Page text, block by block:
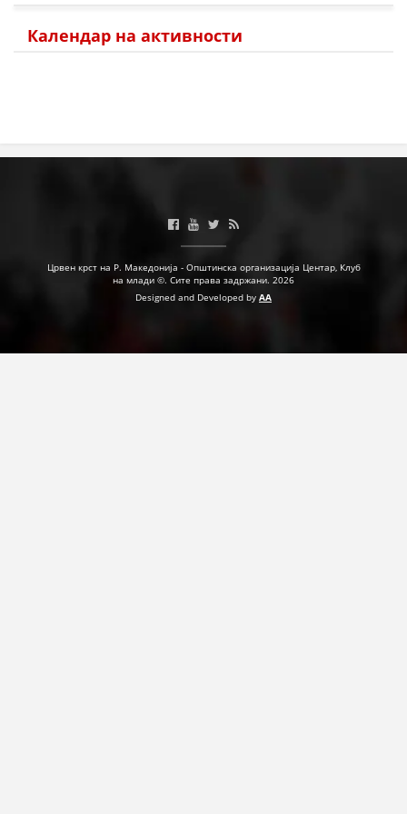
ПРИРАЧНИЦИ
Календар на активности
Црвен крст на Р. Македонија - Општинска организација Центар, Клуб
на млади ©. Сите права задржани. 2026
Designed and Developed by AA